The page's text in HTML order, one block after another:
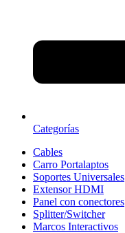
Categorías
Cables
Carro Portalaptos
Soportes Universales
Extensor HDMI
Panel con conectores
Splitter/Switcher
Marcos Interactivos